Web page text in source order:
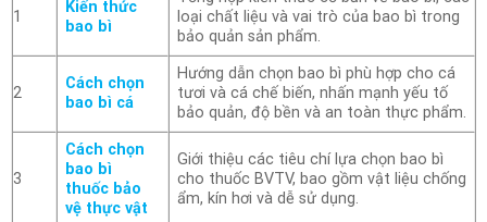
1
Kiến thức
bao bì
loại chất liệu và vai trò của bao bì trong
bảo quản sản phẩm.
2
Cách chọn
bao bì cá
Hướng dẫn chọn bao bì phù hợp cho cá
tươi và cá chế biến, nhấn mạnh yếu tố
bảo quản, độ bền và an toàn thực phẩm.
3
Cách chọn
bao bì
thuốc bảo
vệ thực vật
Giới thiệu các tiêu chí lựa chọn bao bì
cho thuốc BVTV, bao gồm vật liệu chống
ẩm, kín hơi và dễ sử dụng.